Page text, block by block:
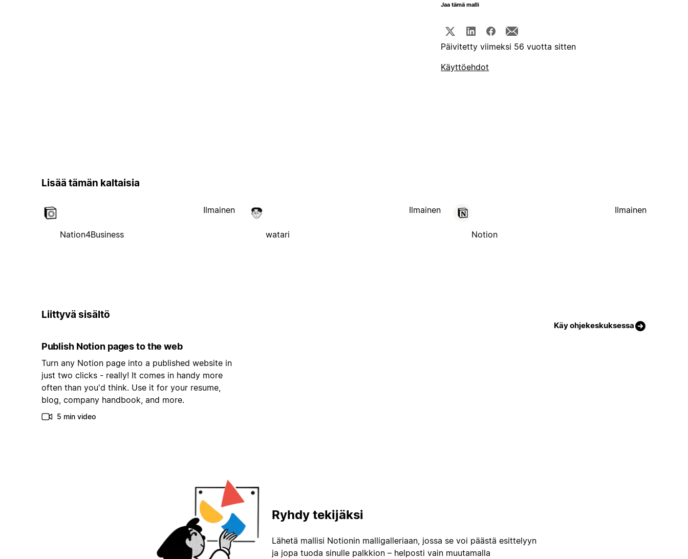
Jaa tämä malli
Päivitetty viimeksi 56 vuotta sitten
Käyttöehdot
Lisää tämän kaltaisia
Nation4Business
Ilmainen
watari
Ilmainen
Notion
Ilmainen
Liittyvä sisältö
Käy ohjekeskuksessa
Publish Notion pages to the web
Turn any Notion page into a published website in
just two clicks - really! It comes in handy more
often than you'd think. Use it for your resume,
blog, company handbook, and more.
5 min video
Ryhdy tekijäksi
Lähetä mallisi Notionin malligalleriaan, jossa se voi päästä esittelyyn
ja jopa tuoda sinulle palkkion – helposti vain muutamalla